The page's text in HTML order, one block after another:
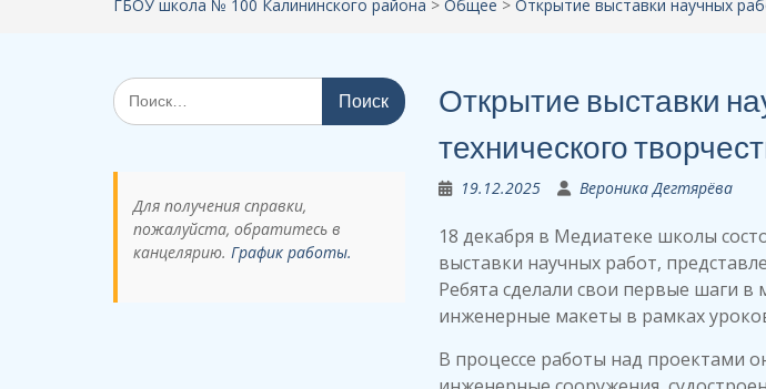
ГБОУ школа № 100 Калининского района > Общее > Открытие выставки научных
Открытие выставки
технического
19.12.2025 Вероника Дегтярёва
18 декабря в Медиатеке школы
выставки научных работ,
Ребята сделали свои первые шаги в
инженерные макеты в рамках
В процессе работы над проектами
Поиск
по:
Для получения справки,
пожалуйста, обратитесь в
канцелярию. График работы.